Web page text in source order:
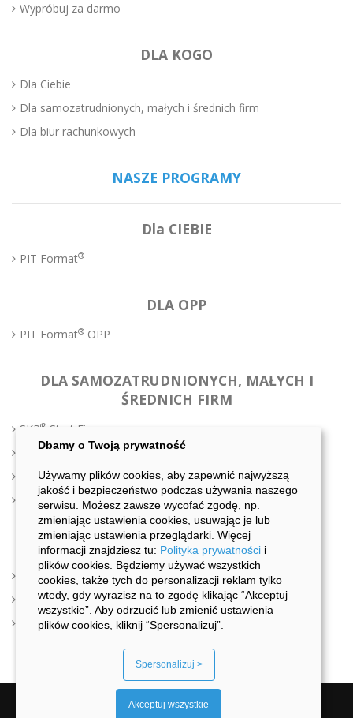
Wypróbuj za darmo
DLA KOGO
Dla Ciebie
Dla samozatrudnionych, małych i średnich firm
Dla biur rachunkowych
NASZE PROGRAMY
Dla CIEBIE
PIT Format®
DLA OPP
PIT Format® OPP
DLA SAMOZATRUDNIONYCH, MAŁYCH I
ŚREDNICH FIRM
SKP® Start Firma
FakturaExpert ®
JPK LINK®
MASS-PIT Format®
DLA BIUR RACHUNKOWYCH
SKP Start Biuro
JPK LINK®
PIT Format
2026 © Wszystkie prawa zastrzezone.
Dbamy o Twoją prywatność
Używamy plików cookies, aby zapewnić najwyższą
jakość i bezpieczeństwo podczas używania naszego
serwisu. Możesz zawsze wycofać zgodę, np.
zmieniając ustawienia cookies, usuwając je lub
zmieniając ustawienia przeglądarki. Więcej
informacji znajdziesz tu: Polityka prywatności i
plików cookies. Będziemy używać wszystkich
cookies, także tych do personalizacji reklam tylko
wtedy, gdy wyrazisz na to zgodę klikając “Akceptuj
wszystkie”. Aby odrzucić lub zmienić ustawienia
plików cookies, kliknij “Spersonalizuj”.
Spersonalizuj >
Akceptuj wszystkie